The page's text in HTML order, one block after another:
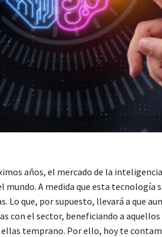
años, el mercado de la
mundo. A medida que esta tecnología
Lo que, por supuesto, llevará a que
con el sector, beneficiando a
temprano. Por ello, hoy te